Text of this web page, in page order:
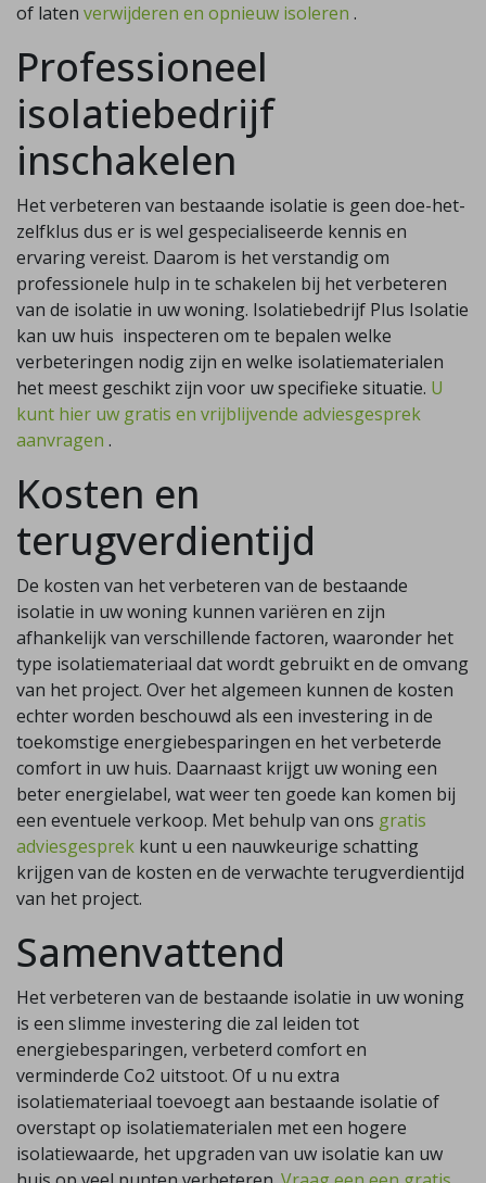
of laten verwijderen en opnieuw isoleren .
Professioneel
isolatiebedrijf
inschakelen
Het verbeteren van bestaande isolatie is geen doe-het-
zelfklus dus er is wel gespecialiseerde kennis en
ervaring vereist. Daarom is het verstandig om
professionele hulp in te schakelen bij het verbeteren
van de isolatie in uw woning. Isolatiebedrijf Plus Isolatie
kan uw huis inspecteren om te bepalen welke
verbeteringen nodig zijn en welke isolatiematerialen
het meest geschikt zijn voor uw specifieke situatie. U
kunt hier uw gratis en vrijblijvende adviesgesprek
aanvragen .
Kosten en
terugverdientijd
De kosten van het verbeteren van de bestaande
isolatie in uw woning kunnen variëren en zijn
afhankelijk van verschillende factoren, waaronder het
type isolatiemateriaal dat wordt gebruikt en de omvang
van het project. Over het algemeen kunnen de kosten
echter worden beschouwd als een investering in de
toekomstige energiebesparingen en het verbeterde
comfort in uw huis. Daarnaast krijgt uw woning een
beter energielabel, wat weer ten goede kan komen bij
een eventuele verkoop. Met behulp van ons gratis
adviesgesprek kunt u een nauwkeurige schatting
krijgen van de kosten en de verwachte terugverdientijd
van het project.
Samenvattend
Het verbeteren van de bestaande isolatie in uw woning
is een slimme investering die zal leiden tot
energiebesparingen, verbeterd comfort en
verminderde Co2 uitstoot. Of u nu extra
isolatiemateriaal toevoegt aan bestaande isolatie of
overstapt op isolatiematerialen met een hogere
isolatiewaarde, het upgraden van uw isolatie kan uw